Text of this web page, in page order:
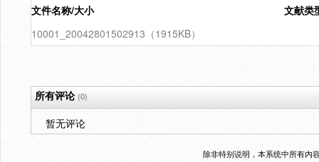
文件名称/大小
文献类
10001_20042801502913（1915KB）
所有评论(0)
暂无评论
除非特别说明，本系统中所有内